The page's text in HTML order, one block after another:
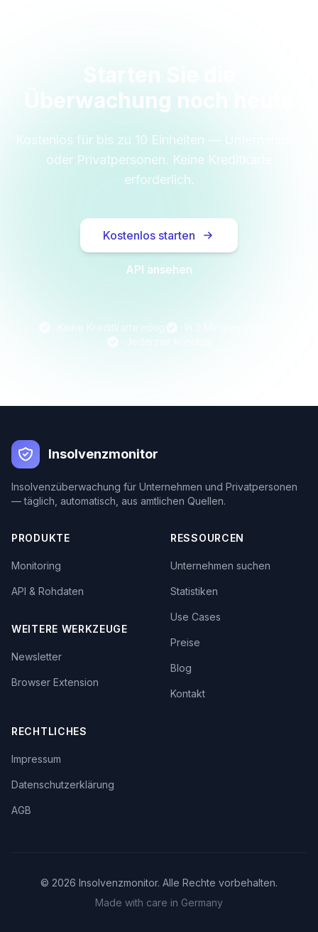
Überwachung noch heute
Kostenlos für bis zu 10 Einheiten — Unternehmen
oder Privatpersonen. Keine Kreditkarte
erforderlich.
Kostenlos starten
API ansehen
Insolvenzmonitor
Insolvenzüberwachung für Unternehmen und Privatpersonen
— täglich, automatisch, aus amtlichen Quellen.
PRODUKTE
Monitoring
API & Rohdaten
WEITERE WERKZEUGE
Newsletter
Browser Extension
RESSOURCEN
Unternehmen suchen
Statistiken
Use Cases
Preise
Blog
Kontakt
RECHTLICHES
Impressum
Datenschutzerklärung
AGB
© 2026 Insolvenzmonitor. Alle Rechte vorbehalten.
Made with care in Germany